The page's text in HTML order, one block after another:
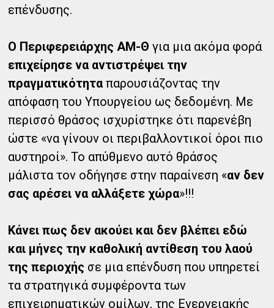
επένδυσης.
Ο Περιφερειάρχης ΑΜ-Θ για μια ακόμα φορά
επιχείρησε να αντιστρέψει την
πραγματικότητα παρουσιάζοντας την
απόφαση του Υπουργείου ως δεδομένη. Με
περισσό θράσος ισχυρίστηκε ότι παρενέβη
ώστε «να γίνουν οι περιβαλλοντικοί όροι πιο
αυστηροί». Το απύθμενο αυτό θράσος
μάλιστα τον οδήγησε στην παραίνεση «αν δεν
σας αρέσει να αλλάξετε χώρα»!!!
Κάνει πως δεν ακούει και δεν βλέπει εδώ
και μήνες την καθολική αντίθεση του λαού
της περιοχής σε μια επένδυση που υπηρετεί
τα στρατηγικά συμφέροντα των
επιχειρηματικών ομίλων, της Ενεργειακής